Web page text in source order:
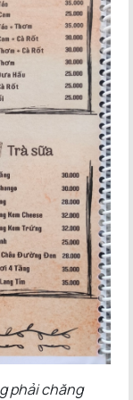
phải chăng